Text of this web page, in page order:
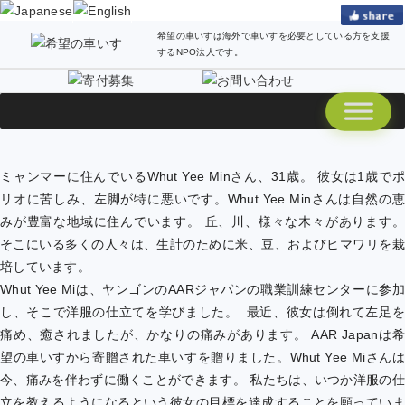
希望の車いすは海外で車いすを必要としている方を支援
するNPO法人です。
ミャンマーに住んでいるWhut Yee Minさん、31歳。 彼女は1歳でポ
リオに苦しみ、左脚が特に悪いです。Whut Yee Minさんは自然の恵
みが豊富な地域に住んでいます。 丘、川、様々な木々があります。
そこにいる多くの人々は、生計のために米、豆、およびヒマワリを栽
培しています。
Whut Yee Miは、ヤンゴンのAARジャパンの職業訓練センターに参加
し、そこで洋服の仕立てを学びました。 最近、彼女は倒れて左足を
痛め、癒されましたが、かなりの痛みがあります。 AAR Japanは希
望の車いすから寄贈された車いすを贈りました。Whut Yee Miさんは
今、痛みを伴わずに働くことができます。 私たちは、いつか洋服の仕